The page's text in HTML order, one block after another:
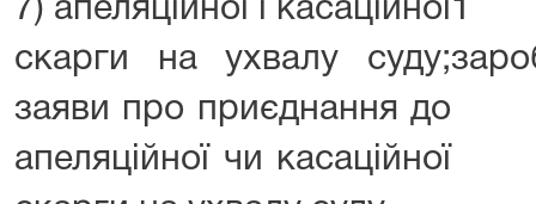
7) апеляційної і касаційної
скарги на ухвалу суду;
заяви про приєднання до
апеляційної чи касаційної
1